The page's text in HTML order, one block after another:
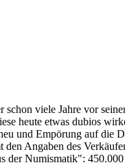
viele Jahre vor
heute etwas dubios
und Empörung auf die
Angaben des
der Numismatik":